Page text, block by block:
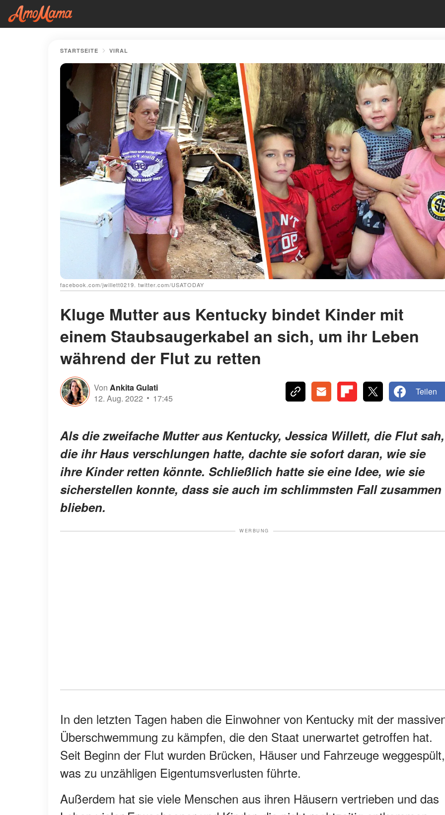
STARTSEITE VIRAL
facebook.com/jwillett0219. twitter.com/USATODAY
Kluge Mutter aus Kentucky bindet Kinder mit
einem Staubsaugerkabel an sich, um ihr Leben
während der Flut zu retten
Von Ankita Gulati
12. Aug. 2022
17:45
Teilen
Als die zweifache Mutter aus Kentucky, Jessica Willett, die Flut sah,
die ihr Haus verschlungen hatte, dachte sie sofort daran, wie sie
ihre Kinder retten könnte. Schließlich hatte sie eine Idee, wie sie
sicherstellen konnte, dass sie auch im schlimmsten Fall zusammen
blieben.
WERBUNG
In den letzten Tagen haben die Einwohner von Kentucky mit der
Überschwemmung zu kämpfen, die den Staat unerwartet getroffen hat.
Seit Beginn der Flut wurden Brücken, Häuser und Fahrzeuge weggespült,
was zu unzähligen Eigentumsverlusten führte.
Außerdem hat sie viele Menschen aus ihren Häusern vertrieben und das